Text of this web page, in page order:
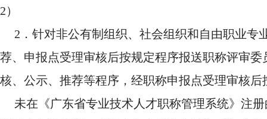
2）
2．针对非公有制组织、社会组织和自由职业
荐、申报点受理审核后按规定程序报送职称评审
核、公示、推荐等程序，经职称申报点受理审核
未在《广东省专业技术人才职称管理系统》注